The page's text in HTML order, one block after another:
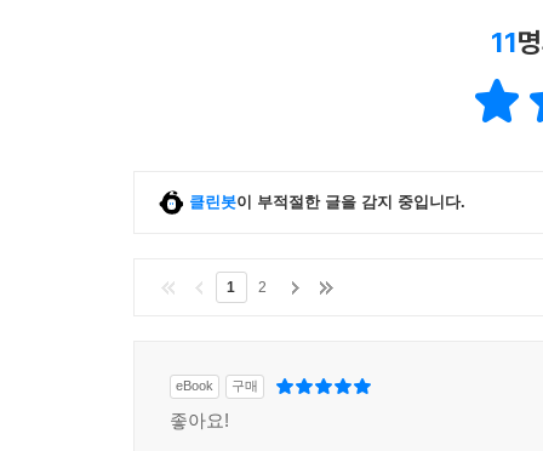
골프, 구력으로 치면 10년이 넘어가지만 친 걸로
요즘 약 두 달간 집중적으로 연습한 효과가 그
머릿속에는 매 스윙 어떤 이미지를 그리며 하는
-지속적 연습만이 길이다_한성봉
군에서 처음 골프채를 잡아 보고 연습장에 등록
돈, 그리고 무엇보다 가르치시는 분들 땜에). 이
모습을 그렸다(이게 제일 중요한 듯, 제 생각에).
목표를 다시 잡고 오늘도 마음골프 강의 듣고 내
-골프는 진정한 혼자만의 독학_장용수
11
클린봇이 부적절한 글을 감지 중입니다.
1 2
eBook 구매
좋아요!